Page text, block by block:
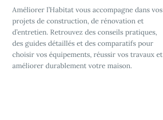
Améliorer l’Habitat vous accompagne dans vos
projets de construction, de rénovation et
d’entretien. Retrouvez des conseils pratiques,
des guides détaillés et des comparatifs pour
choisir vos équipements, réussir vos travaux et
améliorer durablement votre maison.